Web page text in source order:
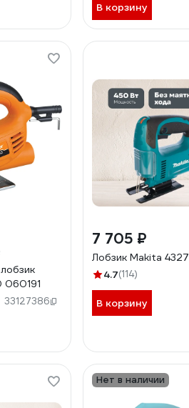
В корзину
060191
33127386
7 705 ₽
Лобзик Makita 4327
4.7(114)
В корзину
Нет в наличии